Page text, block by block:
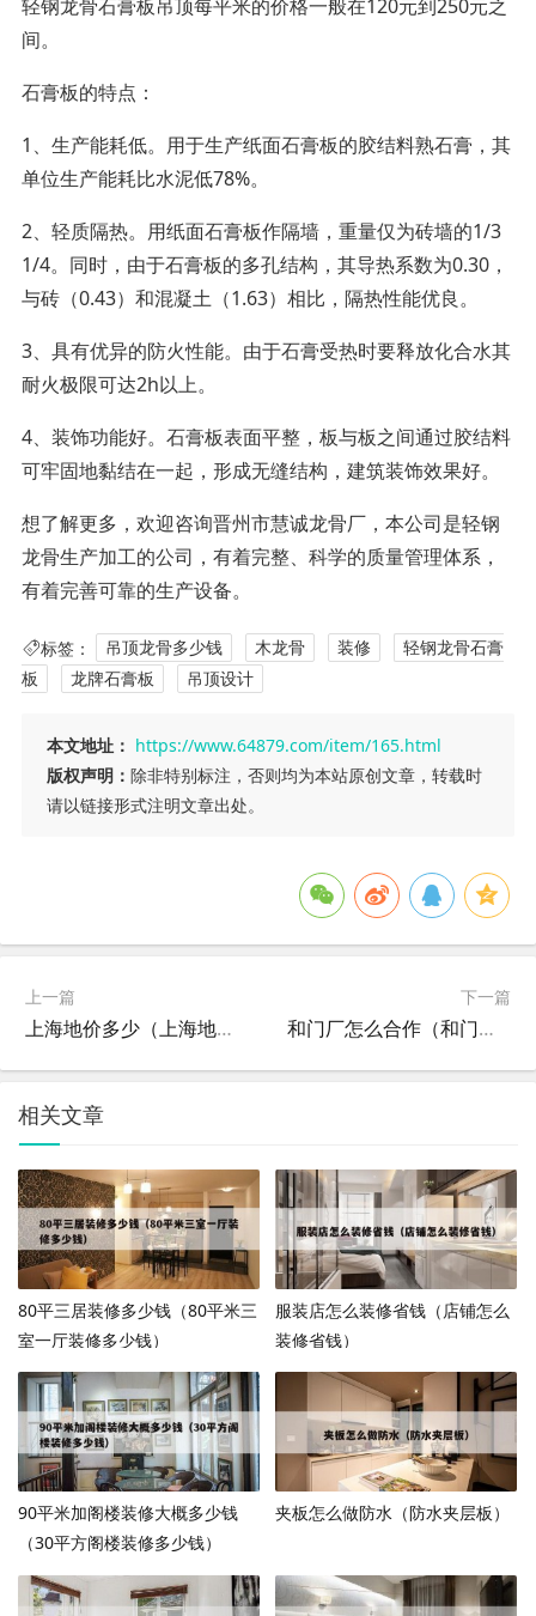
轻钢龙骨石膏板吊顶每平米的价格一般在120元到250元之
间。
石膏板的特点：
1、生产能耗低。用于生产纸面石膏板的胶结料熟石膏，其
单位生产能耗比水泥低78%。
2、轻质隔热。用纸面石膏板作隔墙，重量仅为砖墙的1/3
1/4。同时，由于石膏板的多孔结构，其导热系数为0.30，
与砖（0.43）和混凝土（1.63）相比，隔热性能优良。
3、具有优异的防火性能。由于石膏受热时要释放化合水其
耐火极限可达2h以上。
4、装饰功能好。石膏板表面平整，板与板之间通过胶结料
可牢固地黏结在一起，形成无缝结构，建筑装饰效果好。
想了解更多，欢迎咨询晋州市慧诚龙骨厂，本公司是轻钢
龙骨生产加工的公司，有着完整、科学的质量管理体系，
有着完善可靠的生产设备。
标签： 吊顶龙骨多少钱 木龙骨 装修
轻钢龙骨石膏
板
龙牌石膏板 吊顶设计
本文地址： https://www.64879.com/item/165.html
版权声明： 除非特别标注，否则均为本站原创文章，转载时
请以链接形式注明文章出处。
上一篇
上海地价多少（上海地价多少钱一平）
下一篇
和门厂怎么合作（和门厂怎么合作赚钱）
相关文章
80平三居装修多少钱（80平米三
室一厅装修多少钱）
服装店怎么装修省钱（店铺怎么
装修省钱）
90平米加阁楼装修大概多少钱
（30平方阁楼装修多少钱）
夹板怎么做防水（防水夹层板）